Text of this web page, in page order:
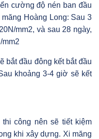
cường độ nén ban đầu
Hoàng Long: Sau 3
mm2, và sau 28 ngày,
mm2
bắt đầu đông kết bắt đầu
khoảng 3-4 giờ sẽ kết
công nên sẽ tiết kiệm
khi xây dựng. Xi măng